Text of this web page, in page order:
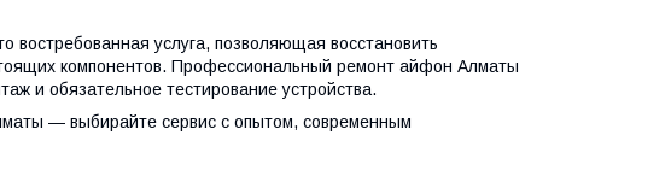
услуга, позволяющая восстановить
компонентов. Профессиональный ремонт айфон Алматы
и обязательное тестирование устройства.
— выбирайте сервис с опытом, современным